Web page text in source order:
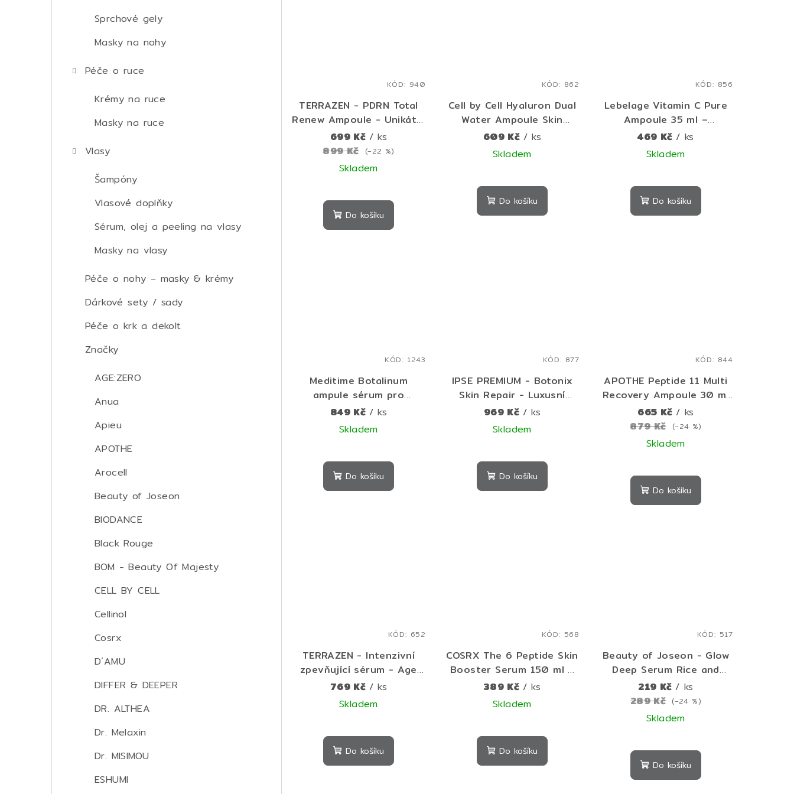
Sprchové gely
Masky na nohy
Péče o ruce
Krémy na ruce
Masky na ruce
Vlasy
Šampóny
Vlasové doplňky
Sérum, olej a peeling na vlasy
Masky na vlasy
Péče o nohy – masky & krémy
Dárkové sety / sady
Péče o krk a dekolt
Značky
AGE:ZERO
Anua
Apieu
APOTHE
Arocell
Beauty of Joseon
BIODANCE
Black Rouge
BOM - Beauty Of Majesty
CELL BY CELL
Cellinol
Cosrx
D´AMU
DIFFER & DEEPER
DR. ALTHEA
Dr. Melaxin
Dr. MISIMOU
ESHUMI
TERRAZEN - PDRN Total
Renew Ampoule - Unikátní
ampoule pro dokonalou
pleť - 50 ml
699 Kč / ks
899 Kč (–22 %)
Skladem
Do košíku
KÓD: 940
Cell by Cell Hyaluron Dual
Water Ampoule Skin
Booster – hydratační
ampule pro intenzivní
609 Kč / ks
Skladem
hodnocení
produktu
je
Do košíku
KÓD: 862
Lebelage Vitamin C Pure
Ampoule 35 ml –
rozjasňující sérum s
vitamínem C pro
469 Kč / ks
Skladem
hodnocení
produktu
je
Do košíku
KÓD: 856
Meditime Botalinum
ampule sérum pro
regeneraci a omlazení 30
ml
849 Kč / ks
Skladem
hodnocení
produktu
je
Do košíku
KÓD: 1243
IPSE PREMIUM - Botonix
Skin Repair - Luxusní
ampule s obsahem 24K
zlata 60ml
969 Kč / ks
Skladem
Do košíku
KÓD: 877
APOTHE Peptide 11 Multi
Recovery Ampoule 30 ml
– regenerační ampule s
peptidy pro pevnější a
hladší pleť
665 Kč / ks
879 Kč (–24 %)
Skladem
hodnocení
produktu
je
Do košíku
KÓD: 844
TERRAZEN - Intenzivní
zpevňující sérum - Age
Control Intensive Firming
Serum 55 ml
769 Kč / ks
Skladem
Do košíku
KÓD: 652
COSRX The 6 Peptide Skin
Booster Serum 150 ml –
multifunkční peptidové
sérum pro hladší a
pevnější pleť
389 Kč / ks
Skladem
Do košíku
KÓD: 568
Beauty of Joseon - Glow
Deep Serum Rice and
Alpha-Arbutin - Rýžové
sérum s rozjasňujícím
účinkem - 30 ml
219 Kč / ks
289 Kč (–24 %)
Skladem
Do košíku
KÓD: 517